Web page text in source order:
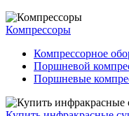
Компрессоры
Компрессорное
Поршневой
Поршневые